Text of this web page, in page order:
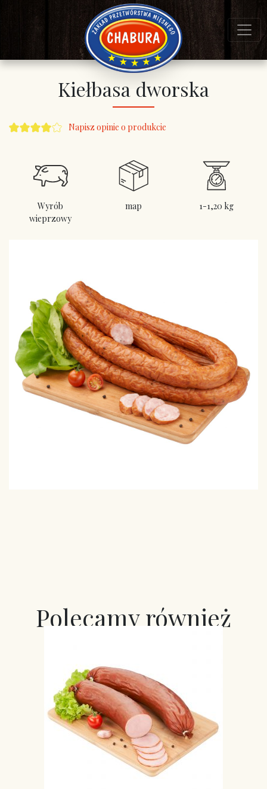
Kiełbasa dworska
Napisz opinie o produkcie
Wyrób
wieprzowy
map 1-1,20 kg
Polecamy również